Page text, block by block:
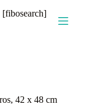
[fibosearch]
42 x 48 cm